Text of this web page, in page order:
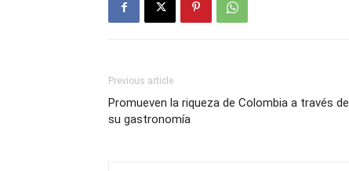
Previous article
Promueven la riqueza de Colombia a través de
su gastronomía